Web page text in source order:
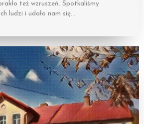
też wzruszeń. Spotkaliśmy
ludzi i udało nam się…